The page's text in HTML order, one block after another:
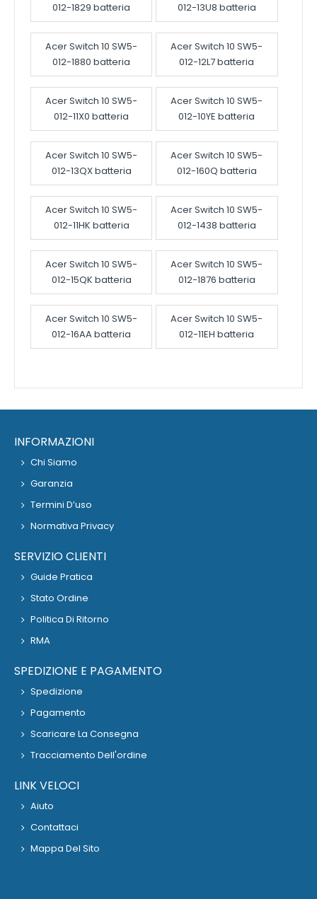
012-1829 batteria
012-13U8 batteria
Acer Switch 10 SW5-
012-1880 batteria
Acer Switch 10 SW5-
012-12L7 batteria
Acer Switch 10 SW5-
012-11X0 batteria
Acer Switch 10 SW5-
012-10YE batteria
Acer Switch 10 SW5-
012-13QX batteria
Acer Switch 10 SW5-
012-160Q batteria
Acer Switch 10 SW5-
012-11HK batteria
Acer Switch 10 SW5-
012-1438 batteria
Acer Switch 10 SW5-
012-15QK batteria
Acer Switch 10 SW5-
012-1876 batteria
Acer Switch 10 SW5-
012-16AA batteria
Acer Switch 10 SW5-
012-11EH batteria
INFORMAZIONI
Chi Siamo
Garanzia
Termini D’uso
Normativa Privacy
SERVIZIO CLIENTI
Guide Pratica
Stato Ordine
Politica Di Ritorno
RMA
SPEDIZIONE E PAGAMENTO
Spedizione
Pagamento
Scaricare La Consegna
Tracciamento Dell'ordine
LINK VELOCI
Aiuto
Contattaci
Mappa Del Sito